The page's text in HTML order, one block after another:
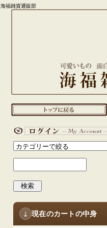
海福雑貨通販部
検索
↓ 現在のカートの中身